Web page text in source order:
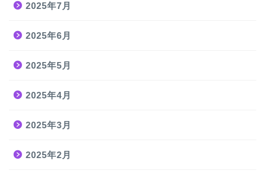
2025年7月
2025年6月
2025年5月
2025年4月
2025年3月
2025年2月